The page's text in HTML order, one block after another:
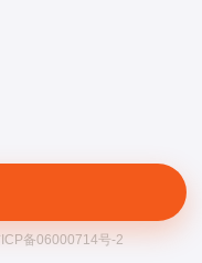
备06000714号-2